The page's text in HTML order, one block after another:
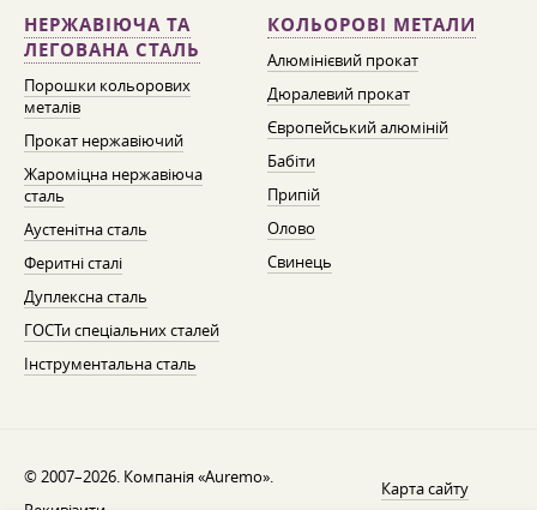
НЕРЖАВІЮЧА ТА
ЛЕГОВАНА СТАЛЬ
Порошки кольорових
металів
Прокат нержавіючий
Жароміцна нержавіюча
сталь
Аустенітна сталь
Феритні сталі
Дуплексна сталь
ГОСТи спеціальних сталей
Інструментальна сталь
КОЛЬОРОВІ МЕТАЛИ
Алюмінієвий прокат
Дюралевий прокат
Європейський алюміній
Бабіти
Припій
Олово
Свинець
© 2007–2026. Компанія «Auremo».
Карта сайту